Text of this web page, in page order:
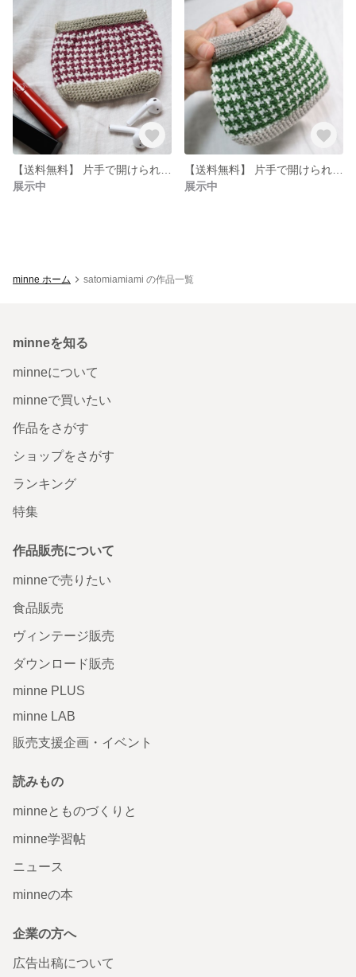
展示中
展示中
minne ホーム satomiamiami の作品一覧
minneを知る
minneについて
minneで買いたい
作品をさがす
ショップをさがす
ランキング
特集
作品販売について
minneで売りたい
食品販売
ヴィンテージ販売
ダウンロード販売
minne PLUS
minne LAB
販売支援企画・イベント
読みもの
minneとものづくりと
minne学習帖
ニュース
minneの本
企業の方へ
広告出稿について